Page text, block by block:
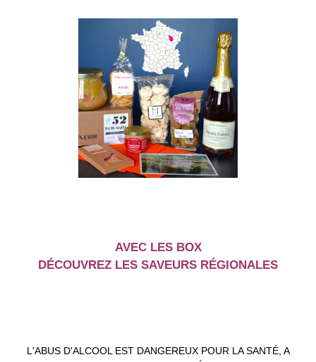
AVEC LES BOX
DÉCOUVREZ LES SAVEURS RÉGIONALES
L'ABUS D'ALCOOL EST DANGEREUX POUR LA SANTÉ, A